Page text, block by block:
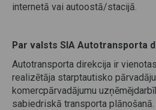
internetā vai autoostā/stacijā.
Par valsts SIA Autotransporta
Autotransporta direkcija ir
realizētāja starptautisko
komercpārvadājumu
sabiedriskā transporta